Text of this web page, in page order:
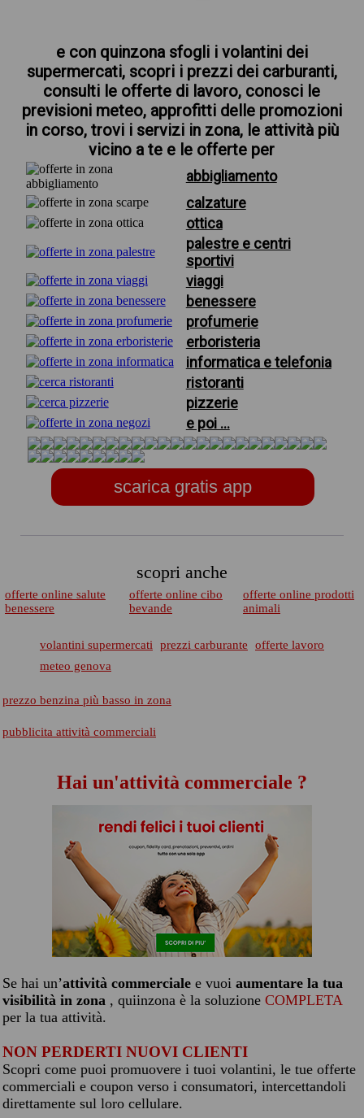
e con quinzona sfogli i volantini dei
supermercati, scopri i prezzi dei carburanti,
consulti le offerte di lavoro, conosci le
previsioni meteo, approfitti delle promozioni
in corso, trovi i servizi in zona, le attività più
vicino a te e le offerte per
abbigliamento
calzature
ottica
palestre e centri
sportivi
viaggi
benessere
profumerie
erboristeria
informatica e telefonia
ristoranti
pizzerie
e poi ...
scarica gratis app
scopri anche
offerte online salute
benessere
offerte online cibo
bevande
offerte online prodotti
animali
volantini supermercati prezzi carburante
offerte lavoro
meteo genova
prezzo benzina più basso in zona
pubblicita attività commerciali
Hai un'attività commerciale ?
Se hai un’attività commerciale e vuoi aumentare la tua
visibilità in zona , quiinzona è la soluzione COMPLETA
per la tua attività.
NON PERDERTI NUOVI CLIENTI
Scopri come puoi promuovere i tuoi volantini, le tue offerte
commerciali e coupon verso i consumatori, intercettandoli
direttamente sul loro cellulare.